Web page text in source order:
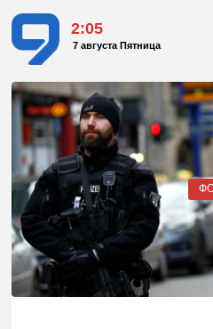
2:05
7 августа Пятница